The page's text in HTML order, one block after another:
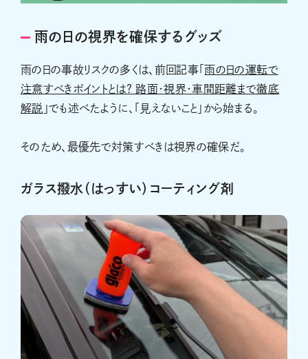
雨の日の視界を確保するグッズ
雨の日の事故リスクの多くは、前回記事「 雨の日の運転で
注意すべきポイントとは? 路面・視界・車間距離まで徹底
解説 」でも述べたように、「見えないこと」から始まる。
そのため、最優先で対策すべきは視界の確保だ。
ガラス撥水（はっすい）コーティング剤